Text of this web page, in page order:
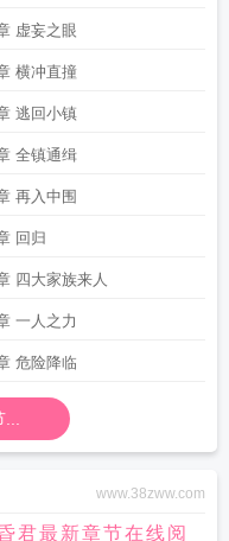
虚妄之眼
横冲直撞
逃回小镇
全镇通缉
再入中围
回归
四大家族来人
一人之力
危险降临
www.38zww.com
君最新章节在线阅